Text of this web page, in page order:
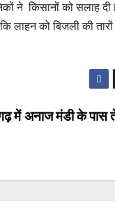
ने किसानों को सलाह
को बिजली की तारों
में अनाज मंडी के पास